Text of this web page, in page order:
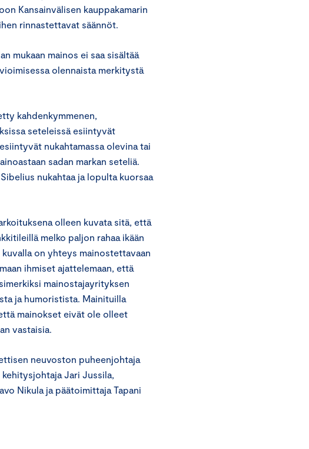
Kansainvälisen kauppakamarin
rinnastettavat säännöt.
mukaan mainos ei saa sisältää
olennaista merkitystä
kahdenkymmenen,
seteleissä esiintyvät
nukahtamassa olevina tai
sadan markan seteliä.
nukahtaa ja lopulta kuorsaa
olleen kuvata sitä, että
melko paljon rahaa ikään
kuvalla on yhteys mainostettavaan
ihmiset ajattelemaan, että
mainostajayrityksen
ja humoristista. Mainituilla
mainokset eivät ole olleet
vastaisia.
neuvoston puheenjohtaja
Jari Jussila,
Nikula ja päätoimittaja Tapani